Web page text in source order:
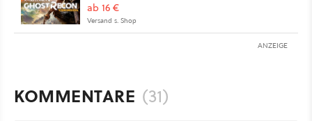
ab 16 €
Versand s. Shop
ANZEIGE
KOMMENTARE (31)